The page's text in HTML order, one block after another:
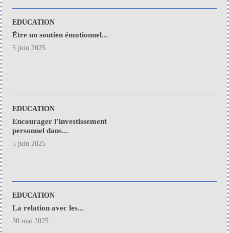
EDUCATION
Être un soutien émotionnel...
5 juin 2025
EDUCATION
Encourager l’investissement
personnel dans...
5 juin 2025
EDUCATION
La relation avec les...
30 mai 2025